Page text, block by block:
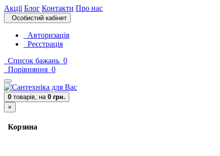
Акції Блог Контакти Про нас
Особистий кабінет
Авторизація
Реєстрація
Список бажань 0
Порівняння 0
0 товарів, на 0 грн.
×
Корзина